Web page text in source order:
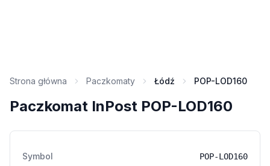
Strona główna Paczkomaty Łódź POP-LOD160
Paczkomat InPost POP-LOD160
Symbol POP-LOD160